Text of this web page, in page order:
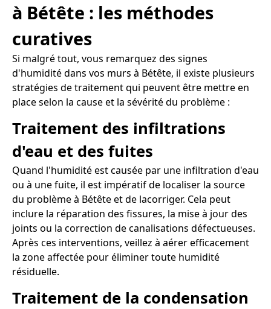
à Bétête : les méthodes
curatives
Si malgré tout, vous remarquez des signes
d'humidité dans vos murs à Bétête, il existe plusieurs
stratégies de traitement qui peuvent être mettre en
place selon la cause et la sévérité du problème :
Traitement des infiltrations
d'eau et des fuites
Quand l'humidité est causée par une infiltration d'eau
ou à une fuite, il est impératif de localiser la source
du problème à Bétête et de lacorriger. Cela peut
inclure la réparation des fissures, la mise à jour des
joints ou la correction de canalisations défectueuses.
Après ces interventions, veillez à aérer efficacement
la zone affectée pour éliminer toute humidité
résiduelle.
Traitement de la condensation